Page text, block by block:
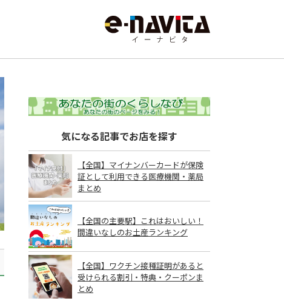
気になる記事でお店を探す
【全国】マイナンバーカードが保険
証として利用できる医療機関・薬局
まとめ
【全国の主要駅】これはおいしい！
間違いなしのお土産ランキング
【全国】ワクチン接種証明があると
受けられる割引・特典・クーポンま
とめ